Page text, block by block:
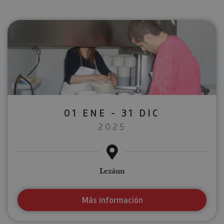
01 ENE - 31 DIC
2025
Lezáun
Más información